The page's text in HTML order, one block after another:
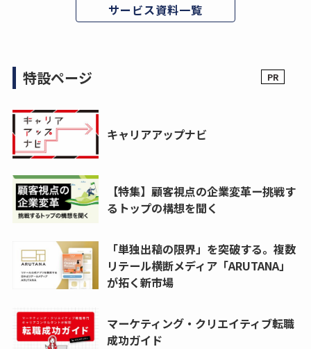
サービス資料一覧
特設ページ
キャリアアップナビ
【特集】顧客視点の企業変革ー挑戦す
るトップの構想を聞く
「単独出稿の限界」を突破する。複数
リテール横断メディア「ARUTANA」
が拓く新市場
マーケティング・クリエイティブ転職
成功ガイド